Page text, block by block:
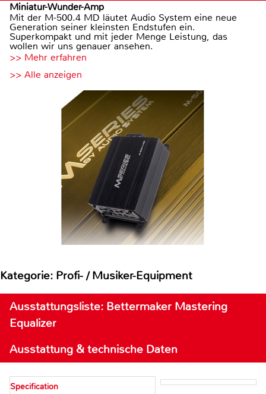
Miniatur-Wunder-Amp
Mit der M-500.4 MD läutet Audio System eine neue
Generation seiner kleinsten Endstufen ein.
Superkompakt und mit jeder Menge Leistung, das
wollen wir uns genauer ansehen.
>> Mehr erfahren
>> Alle anzeigen
Kategorie: Profi- / Musiker-Equipment
Ausstattungsliste: Bettermaker Mastering
Equalizer
Ausstattung & technische Daten
Specification